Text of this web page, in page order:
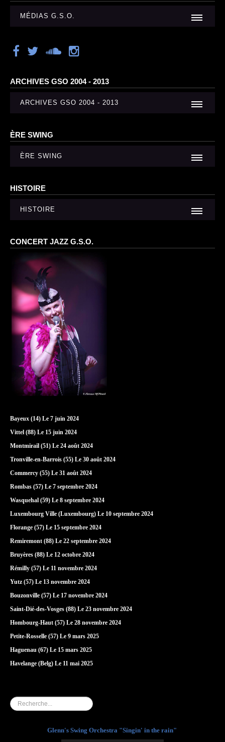
MÉDIAS G.S.O.
ARCHIVES GSO 2004 - 2013
ARCHIVES GSO 2004 - 2013
ÈRE SWING
ÈRE SWING
HISTOIRE
HISTOIRE
CONCERT JAZZ G.S.O.
Bayeux (14) Le 7 juin 2024
Vittel (88) Le 15 juin 2024
Montmirail (51) Le 24 août 2024
Tronville-en-Barrois (55) Le 30 août 2024
Commercy (55) Le 31 août 2024
Rombas (57) Le 7 septembre 2024
Wasquehal (59) Le 8 septembre 2024
Luxembourg Ville (Luxembourg) Le 10 septembre 2024
Florange (57) Le 15 septembre 2024
Remiremont (88) Le 22 septembre 2024
Bruyères (88) Le 12 octobre 2024
Rémilly (57) Le 11 novembre 2024
Yutz (57) Le 13 novembre 2024
Bouzonville (57) Le 17 novembre 2024
Saint-Dié-des-Vosges (88) Le 23 novembre 2024
Hombourg-Haut (57) Le 28 novembre 2024
Petite-Rosselle (57) Le 9 mars 2025
Haguenau (67) Le 15 mars 2025
Havelange (Belg) Le 11 mai 2025
Rechercher
Glenn's Swing Orchestra "Singin' in the rain"